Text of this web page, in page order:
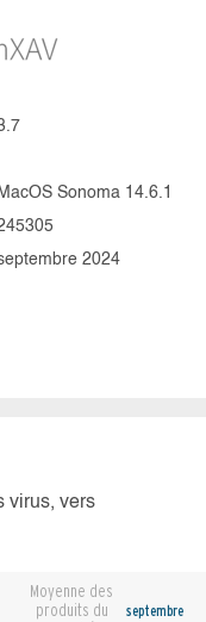
MacOS Sonoma 14.6.1
2024
virus, vers
Moyenne des
produits du
septembre